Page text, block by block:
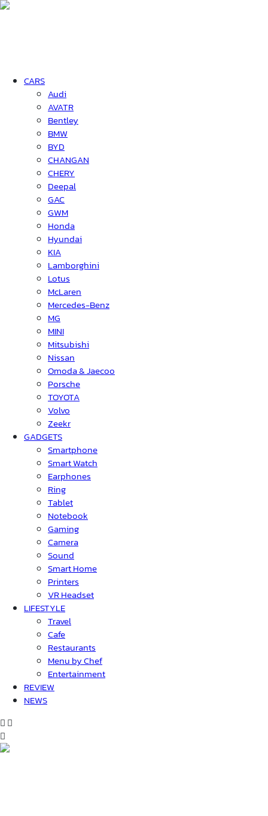
CARS
Audi
AVATR
Bentley
BMW
BYD
CHANGAN
CHERY
Deepal
GAC
GWM
Honda
Hyundai
KIA
Lamborghini
Lotus
McLaren
Mercedes-Benz
MG
MINI
Mitsubishi
Nissan
Omoda & Jaecoo
Porsche
TOYOTA
Volvo
Zeekr
GADGETS
Smartphone
Smart Watch
Earphones
Ring
Tablet
Notebook
Gaming
Camera
Sound
Smart Home
Printers
VR Headset
LIFESTYLE
Travel
Cafe
Restaurants
Menu by Chef
Entertainment
REVIEW
NEWS